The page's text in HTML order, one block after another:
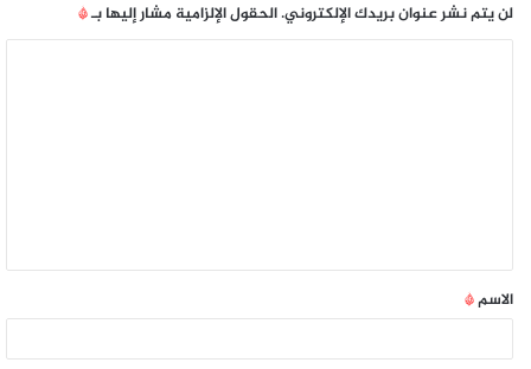
لن يتم نشر عنوان بريدك الإلكتروني.الحقول الإلزامية مشار إليها بـ*
الاسم*